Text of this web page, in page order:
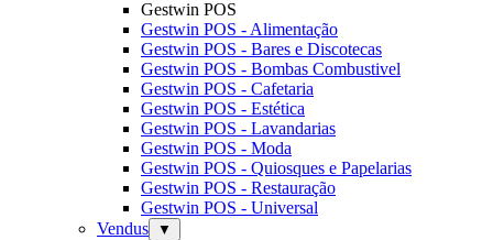
Gestwin POS
Gestwin POS - Alimentação
Gestwin POS - Bares e Discotecas
Gestwin POS - Bombas Combustivel
Gestwin POS - Cafetaria
Gestwin POS - Estética
Gestwin POS - Lavandarias
Gestwin POS - Moda
Gestwin POS - Quiosques e Papelarias
Gestwin POS - Restauração
Gestwin POS - Universal
Vendus
▼